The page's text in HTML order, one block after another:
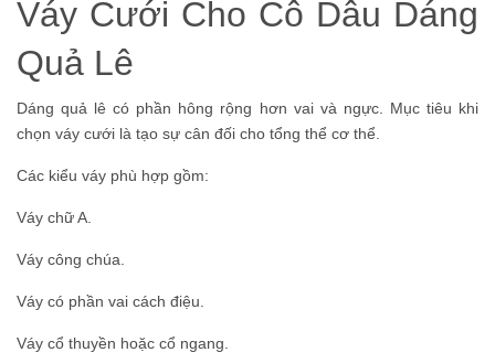
Váy Cưới Cho Cô Dâu Dáng
Quả Lê
Dáng quả lê có phần hông rộng hơn vai và ngực. Mục tiêu khi
chọn váy cưới là tạo sự cân đối cho tổng thể cơ thể.
Các kiểu váy phù hợp gồm:
Váy chữ A.
Váy công chúa.
Váy có phần vai cách điệu.
Váy cổ thuyền hoặc cổ ngang.